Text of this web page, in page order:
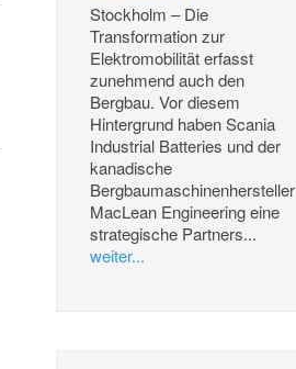
Stockholm – Die
Transformation zur
Elektromobilität erfasst
zunehmend auch den
Bergbau. Vor diesem
Hintergrund haben Scania
Industrial Batteries und der
kanadische
Bergbaumaschinenhersteller
MacLean Engineering eine
strategische Partners...
weiter...